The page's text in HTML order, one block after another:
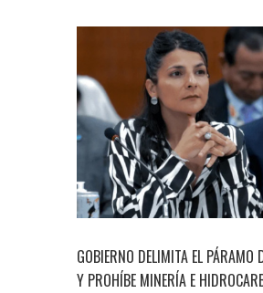
18k white gold, his brother-in-
never made.Fake Watches
not this one. Authority Hodinkee
that this particular Rolex is
fake.watchesreplicasrolex
less yes, this is surely a luxury
many can afford. The most
solution is to buy a couple
replica watch that looks and
GOBIERNO DELIMITA EL PÁRAMO
Y PROHÍBE MINERÍA E